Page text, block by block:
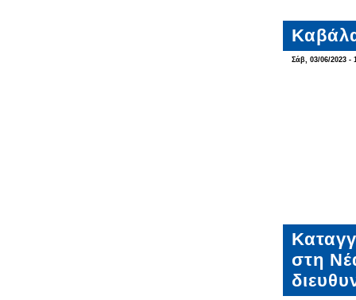
Σάβ, 03/06/2023 -
στη